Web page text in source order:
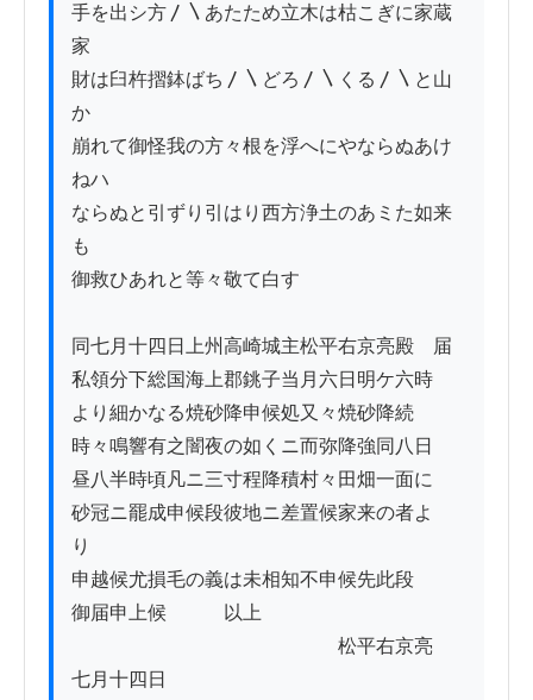
手を出シ方〳〵あたため立木は枯こぎに家蔵
家
財は臼杵摺鉢ばち〳〵どろ〳〵くる〳〵と山
か
崩れて御怪我の方々根を浮へにやならぬあけ
ねハ
ならぬと引ずり引はり西方浄土のあミた如来
も
御救ひあれと等々敬て白す
同七月十四日上州高崎城主松平右京亮殿ゟ届
私領分下総国海上郡銚子当月六日明ケ六時
より細かなる焼砂降申候処又々焼砂降続
時々鳴響有之闇夜の如くニ而弥降強同八日
昼八半時頃凡ニ三寸程降積村々田畑一面に
砂冠ニ罷成申候段彼地ニ差置候家来の者よ
り
申越候尤損毛の義は未相知不申候先此段
御届申上候　　　以上
松平右京亮
七月十四日